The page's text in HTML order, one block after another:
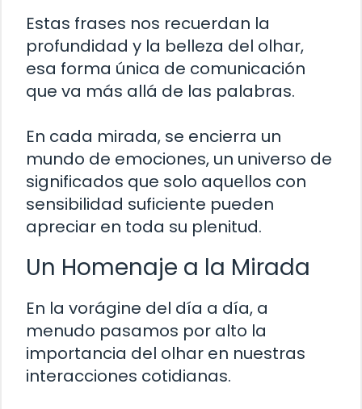
Estas frases nos recuerdan la
profundidad y la belleza del olhar,
esa forma única de comunicación
que va más allá de las palabras.
En cada mirada, se encierra un
mundo de emociones, un universo de
significados que solo aquellos con
sensibilidad suficiente pueden
apreciar en toda su plenitud.
Un Homenaje a la Mirada
En la vorágine del día a día, a
menudo pasamos por alto la
importancia del olhar en nuestras
interacciones cotidianas.